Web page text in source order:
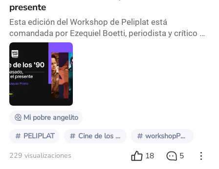
presente
Esta edición del Workshop de Peliplat está
comandada por Ezequiel Boetti, periodista y crítico de
nuestra comunidad, quien nos invita a detenernos,
mirar hacia atrás y volver sobre los pasos de una
década trascendental para entender el cine que
consumimos hoy. La propuesta de Ezequiel se corre
de la nostalgia para centrarse en explorar los años 90
como una etapa de transición y transformación prof
Mi pobre angelito
PELIPLAT Cine de los 90 workshopPeliplat
229 visualizaciones 18 5